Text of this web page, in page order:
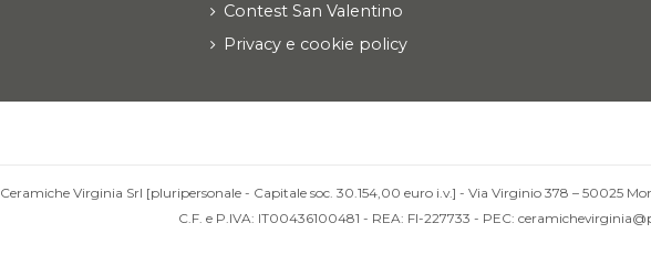
Contest San Valentino
Privacy e cookie policy
Ceramiche Virginia Srl [pluripersonale - Capitale soc. 30.154,00 euro i.v.] - Via Virginio 378 – 50025
C.F. e P.IVA: IT00436100481 - REA: FI-227733 - PEC: